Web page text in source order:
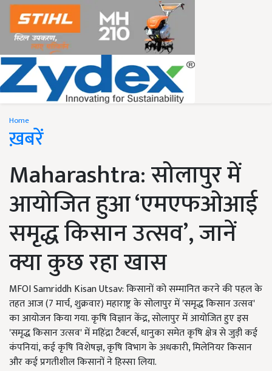
Home
ख़बरें
Maharashtra: सोलापुर में
आयोजित हुआ ‘एमएफओआई
समृद्ध किसान उत्सव’, जानें
क्या कुछ रहा खास
MFOI Samriddh Kisan Utsav: किसानों को सम्मानित करने की पहल के
तहत आज (7 मार्च, शुक्रवार) महाराष्ट्र के सोलापुर में 'समृद्ध किसान उत्सव'
का आयोजन किया गया. कृषि विज्ञान केंद्र, सोलापुर में आयोजित हुए इस
'समृद्ध किसान उत्सव' में महिंद्रा टैक्टर्स, धानुका समेत कृषि क्षेत्र से जुड़ी कई
कंपनियां, कई कृषि विशेषज्ञ, कृषि विभाग के अधकारी, मिलेनियर किसान
और कई प्रगतीशील किसानों ने हिस्सा लिया.